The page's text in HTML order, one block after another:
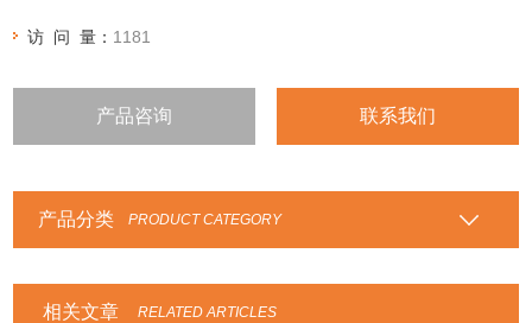
访 问 量： 1181
产品咨询 联系我们
产品分类 PRODUCT CATEGORY
相关文章 RELATED ARTICLES